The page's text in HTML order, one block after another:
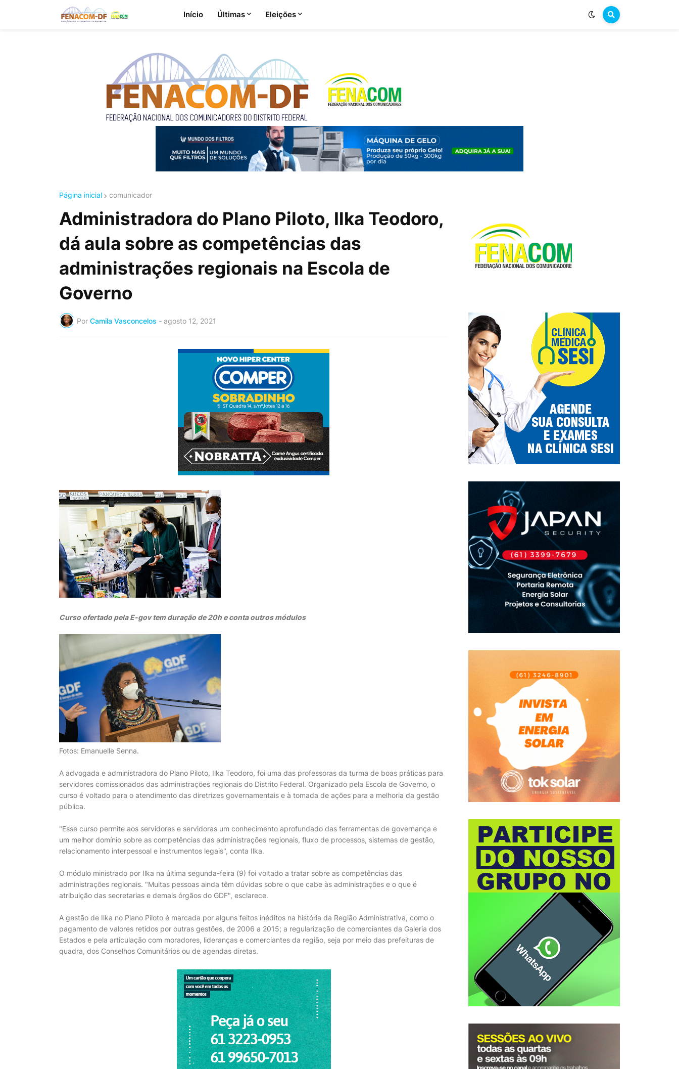
Início Últimas Eleições
Página inicial comunicador
Administradora do Plano Piloto, Ilka Teodoro,
dá aula sobre as competências das
administrações regionais na Escola de
Governo
Por Camila Vasconcelos - agosto 12, 2021
Curso ofertado pela E-gov tem duração de 20h e conta outros módulos
Fotos: Emanuelle Senna.
A advogada e administradora do Plano Piloto, Ilka Teodoro, foi uma das professoras da turma de boas práticas para
servidores comissionados das administrações regionais do Distrito Federal. Organizado pela Escola de Governo, o
curso é voltado para o atendimento das diretrizes governamentais e à tomada de ações para a melhoria da gestão
pública.
"Esse curso permite aos servidores e servidoras um conhecimento aprofundado das ferramentas de governança e
um melhor domínio sobre as competências das administrações regionais, fluxo de processos, sistemas de gestão,
relacionamento interpessoal e instrumentos legais", conta Ilka.
O módulo ministrado por Ilka na última segunda-feira (9) foi voltado a tratar sobre as competências das
administrações regionais. "Muitas pessoas ainda têm dúvidas sobre o que cabe às administrações e o que é
atribuição das secretarias e demais órgãos do GDF", esclarece.
A gestão de Ilka no Plano Piloto é marcada por alguns feitos inéditos na história da Região Administrativa, como o
pagamento de valores retidos por outras gestões, de 2006 a 2015; a regularização de comerciantes da Galeria dos
Estados e pela articulação com moradores, lideranças e comerciantes da região, seja por meio das prefeituras de
quadra, dos Conselhos Comunitários ou de agendas diretas.